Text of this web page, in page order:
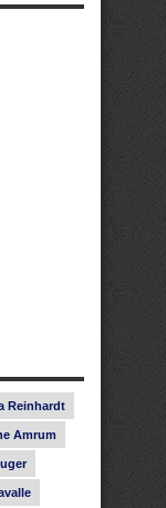
Reinhardt
Amrum